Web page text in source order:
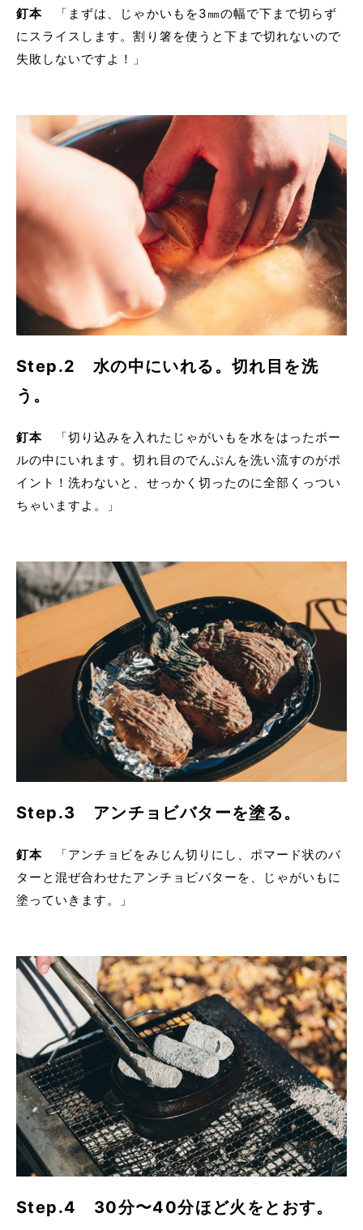
釘本 「まずは、じゃかいもを3㎜の幅で下まで切らず
にスライスします。割り箸を使うと下まで切れないので
失敗しないですよ！」
Step.2 水の中にいれる。切れ目を洗
う。
釘本 「切り込みを入れたじゃがいもを水をはったボー
ルの中にいれます。切れ目のでんぷんを洗い流すのがポ
イント！洗わないと、せっかく切ったのに全部くっつい
ちゃいますよ。」
Step.3 アンチョビバターを塗る。
釘本 「アンチョビをみじん切りにし、ポマード状のバ
ターと混ぜ合わせたアンチョビバターを、じゃがいもに
塗っていきます。」
Step.4 30分〜40分ほど火をとおす。